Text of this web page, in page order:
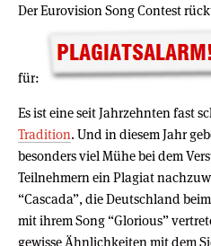
Der Eurovision Song Contest
für:
Es ist eine seit Jahrzehnten fast
Tradition. Und in diesem Jahr
besonders viel Mühe bei dem
Teilnehmern ein Plagiat
“Cascada”, die Deutschland
mit ihrem Song “Glorious”
gewisse Ähnlichkeiten mit dem